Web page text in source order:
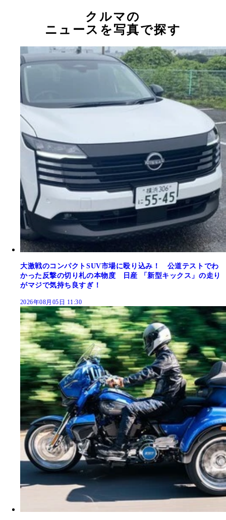
クルマの
ニュースを写真で探す
大激戦のコンパクトSUV市場に殴り込み！ 公道テストでわ
かった反撃の切り札の本物度 日産 「新型キックス」の走り
がマジで気持ち良すぎ！
2026年08月05日 11:30